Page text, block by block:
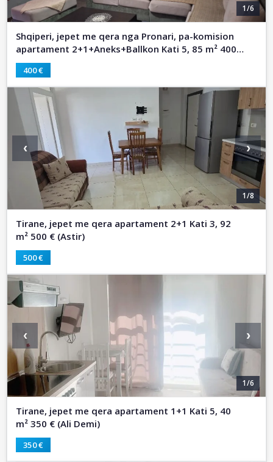
1/6
Shqiperi, jepet me qera nga Pronari, pa-komision
apartament 2+1+Aneks+Ballkon Kati 5, 85 m² 400
€ (Ferit Xhajko)
400 €
1/8
‹ ›
Tirane, jepet me qera apartament 2+1 Kati 3, 92
m² 500 € (Astir)
500 €
1/6
‹ ›
Tirane, jepet me qera apartament 1+1 Kati 5, 40
m² 350 € (Ali Demi)
350 €